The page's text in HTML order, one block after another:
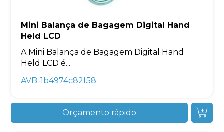
Mini Balança de Bagagem Digital Hand
Held LCD
A Mini Balança de Bagagem Digital Hand
Held LCD é...
AVB-1b4974c82f58
Orçamento rápido